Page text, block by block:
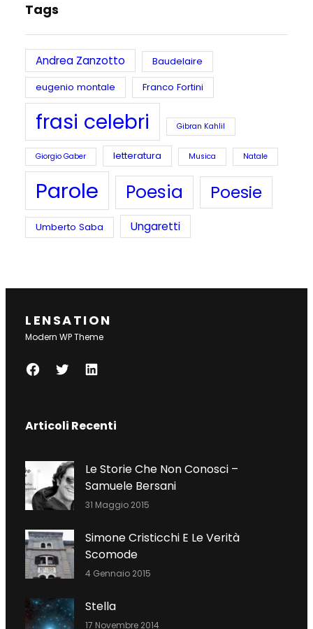
Tags
Andrea Zanzotto
Baudelaire
eugenio montale
Franco Fortini
frasi celebri Gibran Kahlil
Giorgio Gaber letteratura Musica Natale
Parole Poesia Poesie
Umberto Saba Ungaretti
LENSATION
Modern WP Theme
F
E
O
O
K
T
T
E
R
L
K
N
Articoli Recenti
Le Storie Che Non Conosci –
Samuele Bersani
31 Maggio 2015
Simone Cristicchi E Le Verità
Scomode
4 Gennaio 2015
Stella
17 Novembre 2014